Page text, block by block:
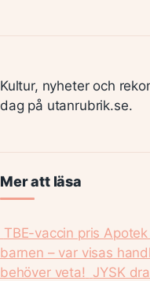
Kultur, nyheter och
dag på utanrubrik.se.
Mer att läsa
TBE-vaccin pris
barnen – var visas
behöver veta! JYSK